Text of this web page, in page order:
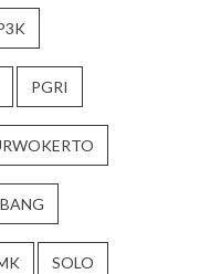
PGRI
SOLO